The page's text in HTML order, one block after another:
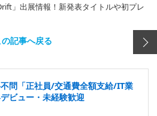
」出展情報！新発表タイトルや初プレ
の記事へ戻る
問「正社員/交通費全額支給/IT業
ビュー・未経験歓迎